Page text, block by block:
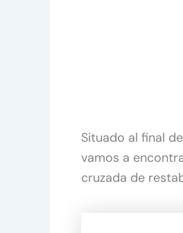
Situado al final
vamos a
cruzada de